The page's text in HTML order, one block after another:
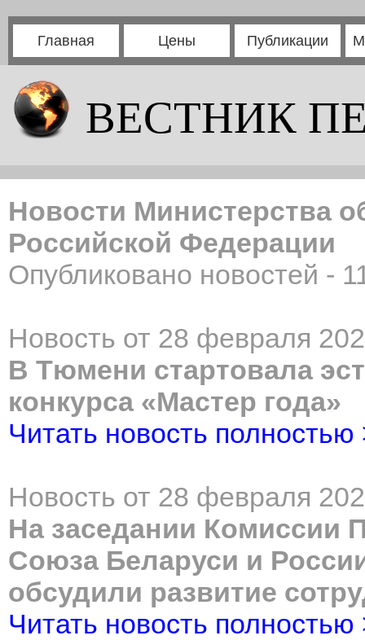
Главная Цены Публикации
ВЕСТНИК
Новости Министерства
Российской Федерации
Опубликовано новостей -
Новость от 28 февраля
В Тюмени стартовала
конкурса «Мастер года»
Читать новость полностью
Новость от 28 февраля
На заседании Комиссии
Союза Беларуси и
обсудили развитие
Читать новость полностью